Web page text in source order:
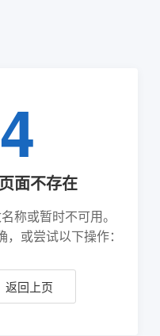
面不存在
称或暂时不可用。
或尝试以下操作：
返回上页